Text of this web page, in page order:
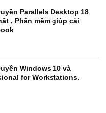
Parallels Desktop 18
, Phần mềm giúp cài
Windows 10 và
for Workstations.